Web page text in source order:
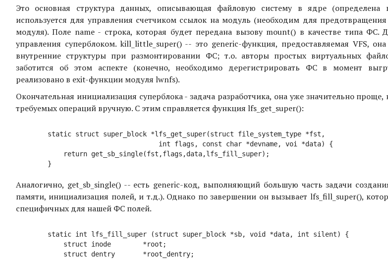
Это основная структура данных, описывающая файловую систему в ядре
используется для управления счетчиком ссылок на модуль (необходим для
модуля). Поле name - строка, которая будет передана вызову mount() в качестве типа ФС.
управления суперблоком. kill_little_super() -- это generic-функция, предоставляемая VFS,
внутренние структуры при размонтировании ФС; т.о. авторы простых виртуальных
заботится об этом аспекте (конечно, необходимо дерегистрировать ФС в момент
реализовано в exit-функции модуля lwnfs).
Окончательная инициализация суперблока - задача разработчика, она уже значительно
требуемых операций вручную. С этим справляется функция lfs_get_super():
Аналогично, get_sb_single() -- есть generic-код, выполняющий большую часть задачи
памяти, инициализация полей, и т.д.). Однако по завершении он вызывает lfs_fill_super(),
специфичных для нашей ФС полей.